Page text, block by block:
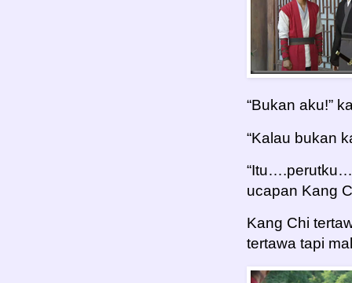
“Bukan aku!”
“Kalau bukan
ucapan Kang
Kang Chi
tertawa tapi